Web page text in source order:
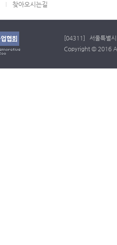
찾아오시는길
[04311] 서울특별
Copyright © 2016